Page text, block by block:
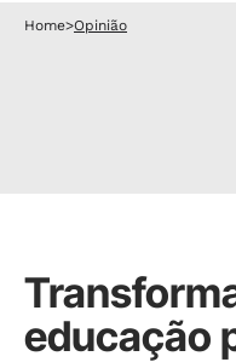
Home>Opinião
educação